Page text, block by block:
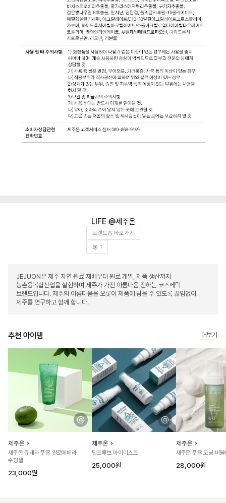
제주온
브랜드숍 바로가기
@ 1
JEJUON은 제주 자연 원료 재배부터 원료 개발, 제품 생산까지
농촌융복합산업을 실현하며 제주가 가진 아름다움 전하는 코스메틱
브랜드입니다. 제주의 아름다움을 오롯이 제품에 담을 수 있도록 끊임없이
제주를 연구하고 함께 합니다.
추천 아이템 더보기
제주온
제주온 큐테라 풋귤 알로에베라
수딩젤
23,000원
제주온
딥프루브 아이미스트
25,000원
제주온
제주온 풋귤 모닝 버블
28,000원